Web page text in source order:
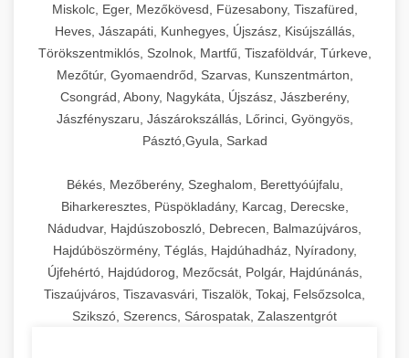
Miskolc, Eger, Mezőkövesd, Füzesabony, Tiszafüred,
Heves, Jászapáti, Kunhegyes, Újszász, Kisújszállás,
Törökszentmiklós, Szolnok, Martfű, Tiszaföldvár, Túrkeve,
Mezőtúr, Gyomaendrőd, Szarvas, Kunszentmárton,
Csongrád, Abony, Nagykáta, Újszász, Jászberény,
Jászfényszaru, Jászárokszállás, Lőrinci, Gyöngyös,
Pásztó,Gyula, Sarkad
Békés, Mezőberény, Szeghalom, Berettyóújfalu,
Biharkeresztes, Püspökladány, Karcag, Derecske,
Nádudvar, Hajdúszoboszló, Debrecen, Balmazújváros,
Hajdúböszörmény, Téglás, Hajdúhadház, Nyíradony,
Újfehértó, Hajdúdorog, Mezőcsát, Polgár, Hajdúnánás,
Tiszaújváros, Tiszavasvári, Tiszalök, Tokaj, Felsőzsolca,
Szikszó, Szerencs, Sárospatak, Zalaszentgrót